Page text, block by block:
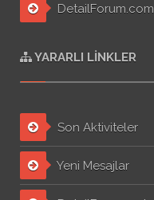
DetailForum.com
YARARLI LINKLER
Son Aktiviteler
Yeni Mesajlar